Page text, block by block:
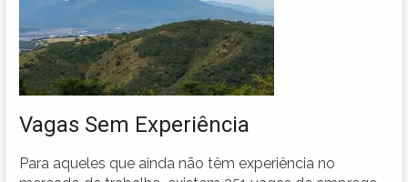
Vagas Sem Experiência
Para aqueles que ainda não têm experiência no